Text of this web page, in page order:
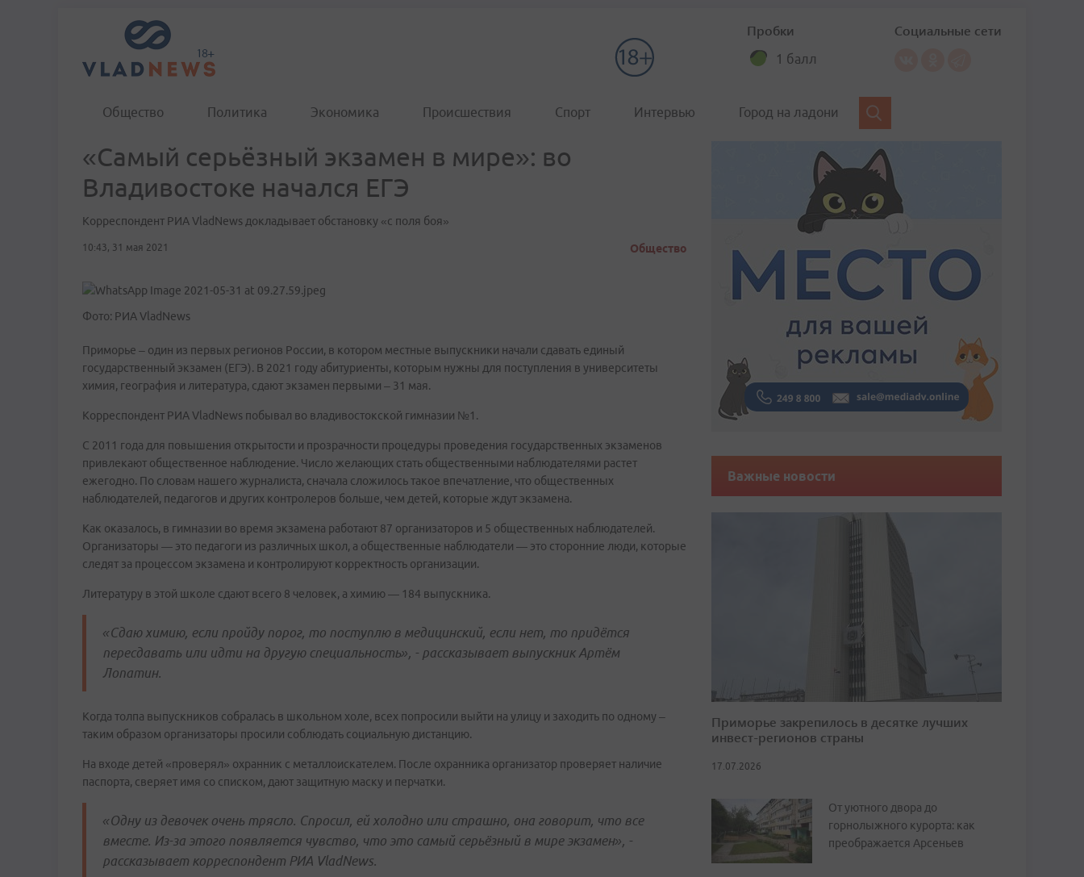
Пробки
1 балл
Социальные сети
Общество Политика Экономика Происшествия Спорт Интервью Город на ладони
«Самый серьёзный экзамен в мире»: во
Владивостоке начался ЕГЭ
Корреспондент РИА VladNews докладывает обстановку «с поля боя»
10:43, 31 мая 2021 Общество
Фото: РИА VladNews
Приморье – один из первых регионов России, в котором местные выпускники начали сдавать единый
государственный экзамен (ЕГЭ). В 2021 году абитуриенты, которым нужны для поступления в университеты
химия, география и литература, сдают экзамен первыми – 31 мая.
Корреспондент РИА VladNews побывал во владивостокской гимназии №1.
С 2011 года для повышения открытости и прозрачности процедуры проведения государственных экзаменов
привлекают общественное наблюдение. Число желающих стать общественными наблюдателями растет
ежегодно. По словам нашего журналиста, сначала сложилось такое впечатление, что общественных
наблюдателей, педагогов и других контролеров больше, чем детей, которые ждут экзамена.
Как оказалось, в гимназии во время экзамена работают 87 организаторов и 5 общественных наблюдателей.
Организаторы — это педагоги из различных школ, а общественные наблюдатели — это сторонние люди, которые
следят за процессом экзамена и контролируют корректность организации.
Литературу в этой школе сдают всего 8 человек, а химию — 184 выпускника.
«Сдаю химию, если пройду порог, то поступлю в медицинский, если нет, то придётся
пересдавать или идти на другую специальность», - рассказывает выпускник Артём
Лопатин.
Когда толпа выпускников собралась в школьном холе, всех попросили выйти на улицу и заходить по одному –
таким образом организаторы просили соблюдать социальную дистанцию.
На входе детей «проверял» охранник с металлоискателем. После охранника организатор проверяет наличие
паспорта, сверяет имя со списком, дают защитную маску и перчатки.
«Одну из девочек очень трясло. Спросил, ей холодно или страшно, она говорит, что все
вместе. Из-за этого появляется чувство, что это самый серьёзный в мире экзамен», -
рассказывает корреспондент РИА VladNews.
Важные новости
Приморье закрепилось в десятке лучших
инвест-регионов страны
17.07.2026
От уютного двора до
горнолыжного курорта: как
преображается Арсеньев